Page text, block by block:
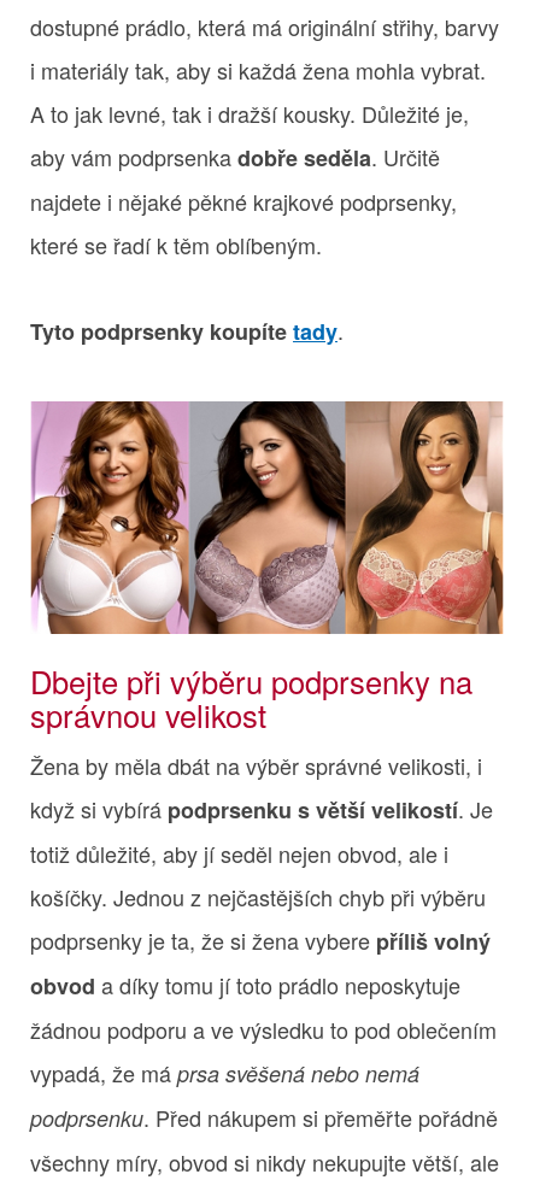
dostupné prádlo, která má originální střihy, barvy
i materiály tak, aby si každá žena mohla vybrat.
A to jak levné, tak i dražší kousky. Důležité je,
aby vám podprsenkadobře seděla. Určitě
najdete i nějaké pěkné krajkové podprsenky,
které se řadí k těm oblíbeným.
Tyto podprsenky koupítetady.
Dbejte při výběru podprsenky na
správnou velikost
Žena by měla dbát na výběr správné velikosti, i
když si vybírá podprsenku s větší velikostí. Je
totiž důležité, aby jí seděl nejen obvod, ale i
košíčky. Jednou z nejčastějších chyb při výběru
podprsenky je ta, že si žena vybere příliš volný
obvod a díky tomu jí toto prádlo neposkytuje
žádnou podporu a ve výsledku to pod oblečením
vypadá, že má prsa svěšená nebo nemá
podprsenku. Před nákupem si přeměřte pořádně
všechny míry, obvod si nikdy nekupujte větší, ale